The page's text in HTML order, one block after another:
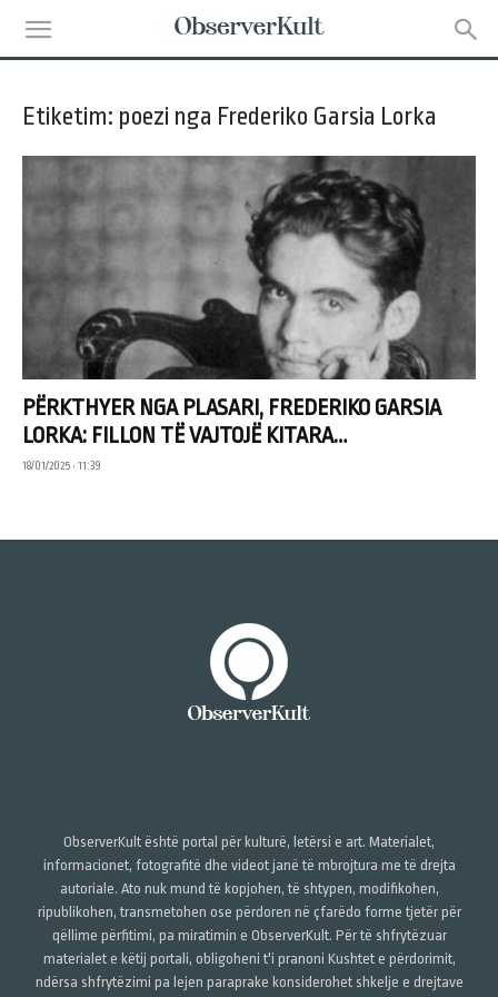
Etiketim: poezi nga Frederiko Garsia Lorka
PËRKTHYER NGA PLASARI, FREDERIKO GARSIA
LORKA: FILLON TË VAJTOJË KITARA…
18/01/2025 • 11:39
ObserverKult është portal për kulturë, letërsi e art. Materialet,
informacionet, fotografitë dhe videot janë të mbrojtura me të drejta
autoriale. Ato nuk mund të kopjohen, të shtypen, modifikohen,
ripublikohen, transmetohen ose përdoren në çfarëdo forme tjetër për
qëllime përfitimi, pa miratimin e ObserverKult. Për të shfrytëzuar
materialet e këtij portali, obligoheni t'i pranoni Kushtet e përdorimit,
ndërsa shfrytëzimi pa lejen paraprake konsiderohet shkelje e drejtave